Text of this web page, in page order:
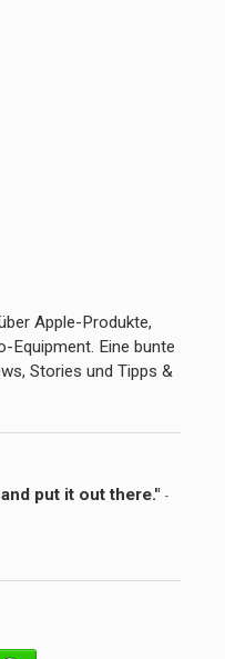
Apple-Produkte,
Equipment. Eine bunte
Stories und Tipps &
put it out there." -